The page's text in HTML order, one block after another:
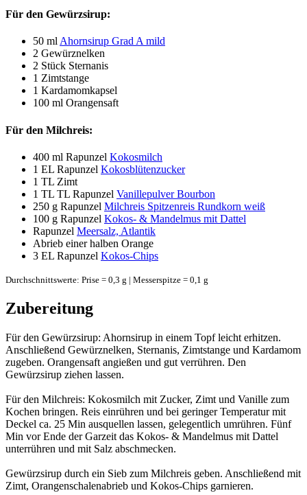
Für den Gewürzsirup:
50 ml Ahornsirup Grad A mild
2 Gewürznelken
2 Stück Sternanis
1 Zimtstange
1 Kardamomkapsel
100 ml Orangensaft
Für den Milchreis:
400 ml Rapunzel Kokosmilch
1 EL Rapunzel Kokosblütenzucker
1 TL Zimt
1 TL TL Rapunzel Vanillepulver Bourbon
250 g Rapunzel Milchreis Spitzenreis Rundkorn weiß
100 g Rapunzel Kokos- & Mandelmus mit Dattel
Rapunzel Meersalz, Atlantik
Abrieb einer halben Orange
3 EL Rapunzel Kokos-Chips
Durchschnittswerte: Prise = 0,3 g | Messerspitze = 0,1 g
Zubereitung
Für den Gewürzsirup: Ahornsirup in einem Topf leicht erhitzen.
Anschließend Gewürznelken, Sternanis, Zimtstange und Kardamom
zugeben. Orangensaft angießen und gut verrühren. Den
Gewürzsirup ziehen lassen.
Für den Milchreis: Kokosmilch mit Zucker, Zimt und Vanille zum
Kochen bringen. Reis einrühren und bei geringer Temperatur mit
Deckel ca. 25 Min ausquellen lassen, gelegentlich umrühren. Fünf
Min vor Ende der Garzeit das Kokos- & Mandelmus mit Dattel
unterrühren und mit Salz abschmecken.
Gewürzsirup durch ein Sieb zum Milchreis geben. Anschließend mit
Zimt, Orangenschalenabrieb und Kokos-Chips garnieren.